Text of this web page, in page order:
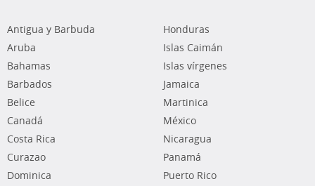
Antigua y Barbuda
Aruba
Bahamas
Barbados
Belice
Canadá
Costa Rica
Curazao
Dominica
Honduras
Islas Caimán
Islas vírgenes
Jamaica
Martinica
México
Nicaragua
Panamá
Puerto Rico